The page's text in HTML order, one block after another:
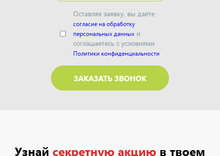
Оставляя заявку, вы даёте
согласие на обработку
персональных данных и
соглашаетесь с условиями
Политики конфиденциальности
Узнай секретную акцию в твоем